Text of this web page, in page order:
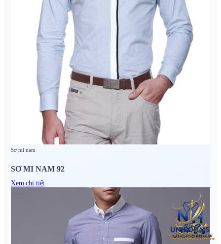
Sơ mi nam
SƠ MI NAM 92
Xem chi tiết